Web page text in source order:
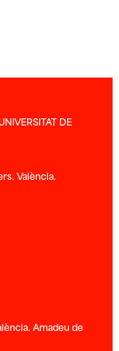
DE
València.
Amadeu de